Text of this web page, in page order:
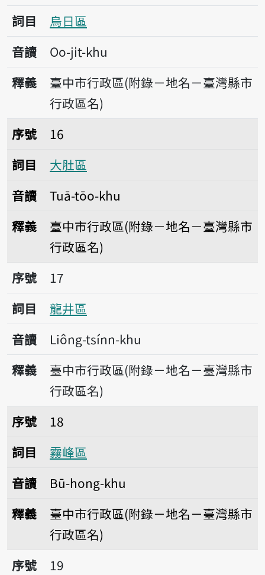
詞目
烏日區
音讀
Oo-ji̍t-khu
釋義
臺中市行政區(附錄－地名－臺灣縣市
行政區名)
序號16大肚區
序號
16
詞目
大肚區
音讀
Tuā-tōo-khu
釋義
臺中市行政區(附錄－地名－臺灣縣市
行政區名)
序號17龍井區
序號
17
詞目
龍井區
音讀
Liông-tsínn-khu
釋義
臺中市行政區(附錄－地名－臺灣縣市
行政區名)
序號18霧峰區
序號
18
詞目
霧峰區
音讀
Bū-hong-khu
釋義
臺中市行政區(附錄－地名－臺灣縣市
行政區名)
序號19太平區
序號
19